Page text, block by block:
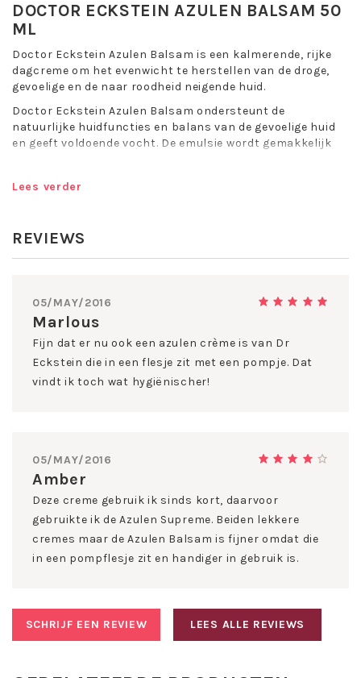
DOCTOR ECKSTEIN AZULEN BALSAM 50
ML
Doctor Eckstein Azulen Balsam is een kalmerende, rijke
dagcreme om het evenwicht te herstellen van de droge,
gevoelige en de naar roodheid neigende huid.
Doctor Eckstein Azulen Balsam ondersteunt de
natuurlijke huidfuncties en balans van de gevoelige huid
en geeft voldoende vocht. De emulsie wordt gemakkelijk
Herstelt het natuurlijke evenwicht in stand.
Rijke, voedende formule voor langdurig comfort.
Toepassing Doctor Eckstein Azulen
Balsam:
Breng ’s morgens na de reiniging en de lotion een pompje
Doctor Eckstein Azulen Balsam dagelijks als dagcreme op
Werkstoffen:
Azuleen -
geïrriteerde huid.
Soja -een rijke en hydraterende stof. Ideaal voor de
droge huid, maakt de eeltige huid glad, absorbeert
goed, goed geschikt voor de vette huid.
Panthenol -maakt de huid zacht en hydrateert de
INCI
Aqua, caprylic/capric triglyceride, decyl oleate,
Lees verder
REVIEWS
05/MAY/2016
Marlous
Fijn dat er nu ook een azulen crème is van Dr
Eckstein die in een flesje zit met een pompje. Dat
vindt ik toch wat hygiënischer!
05/MAY/2016
Amber
Deze creme gebruik ik sinds kort, daarvoor
gebruikte ik de Azulen Supreme. Beiden lekkere
cremes maar de Azulen Balsam is fijner omdat die
in een pompflesje zit en handiger in gebruik is.
SCHRIJF EEN REVIEW LEES ALLE REVIEWS